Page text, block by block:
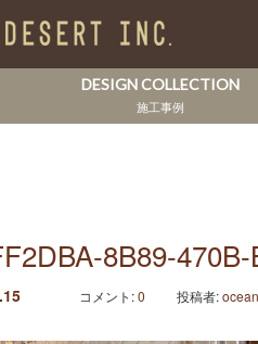
DESIGN COLLECTION
施工事例
8B89-
コメント:0 投稿者: